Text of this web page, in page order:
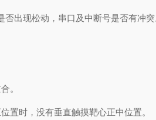
出现松动，串口及中断号是否有冲突
。
时，没有垂直触摸靶心正中位置。